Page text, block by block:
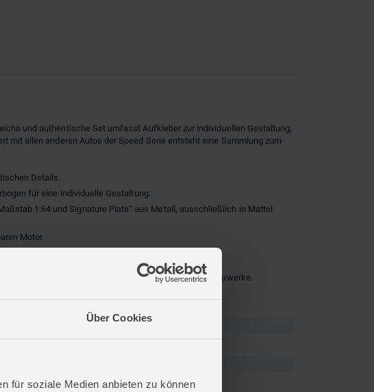
Über Cookies
für soziale Medien anbieten zu können
und authentische Set umfasst Aufkleber zur individuellen Gestaltung,
mit allen anderen Autos der Speed Serie entsteht eine Sammlung zum
Details.
für eine individuelle Gestaltung.
1:64 und Signature Plate“ aus Metall, ausschließlich in Mattel
Motor.
Technik-Wunder oder einfach richtig coole Bauwerke.